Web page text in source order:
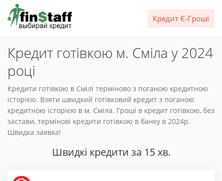
Кредит Є-Гроші
Кредит готівкою м. Сміла у 2024
році
Кредити готівкою в Смілі терміново з поганою кредитною
історією. Взяти швидкий готівковий кредит з поганою
кредитною історією в м. Сміла. Гроші в кредит готівкою, без
застави, термінові кредити готівкою в банку в 2024р.
Швидка заявка!
Швидкі кредити за 15 хв.